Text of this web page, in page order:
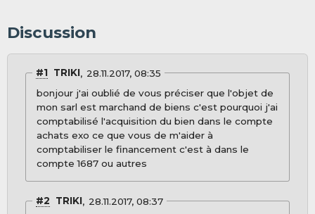
Discussion
#1 TRIKI
28.11.2017, 08:35
bonjour j'ai oublié de vous préciser que l'objet de
mon sarl est marchand de biens c'est pourquoi j'ai
comptabilisé l'acquisition du bien dans le compte
achats exo ce que vous de m'aider à
comptabiliser le financement c'est à dans le
compte 1687 ou autres
#2 TRIKI
28.11.2017, 08:37